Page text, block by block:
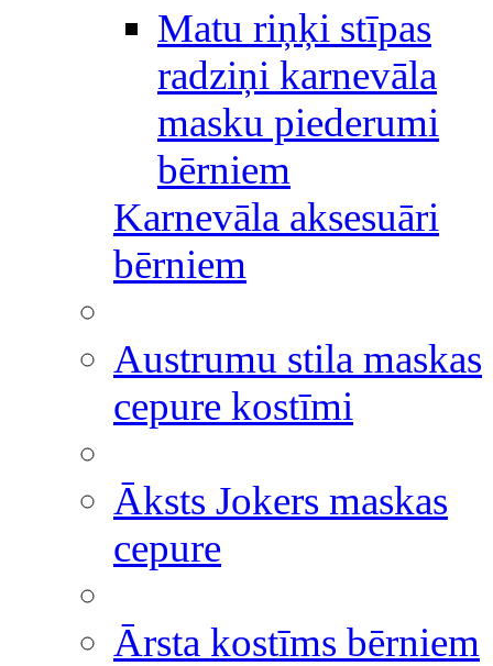
Matu riņķi stīpas
radziņi karnevāla
masku piederumi
bērniem
Karnevāla aksesuāri
bērniem
Austrumu stila maskas
cepure kostīmi
Āksts Jokers maskas
cepure
Ārsta kostīms bērniem